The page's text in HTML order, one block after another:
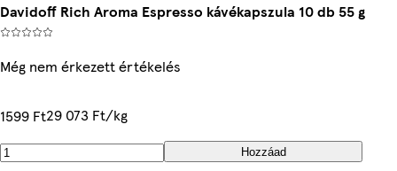
Davidoff Rich Aroma Espresso kávékapszula 10 db 55 g
Még nem érkezett értékelés
1599 Ft29 073 Ft/kg
Hozzáad